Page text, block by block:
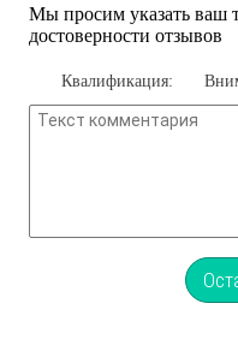
Мы просим указать ваш
достоверности отзывов
Квалификация: